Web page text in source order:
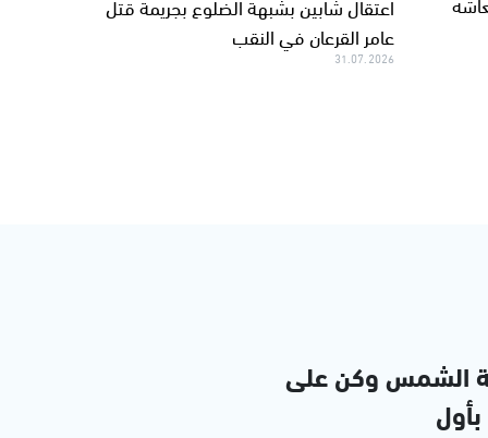
عامر القرعان في النقب
31.07.2026
الشمس وكن على